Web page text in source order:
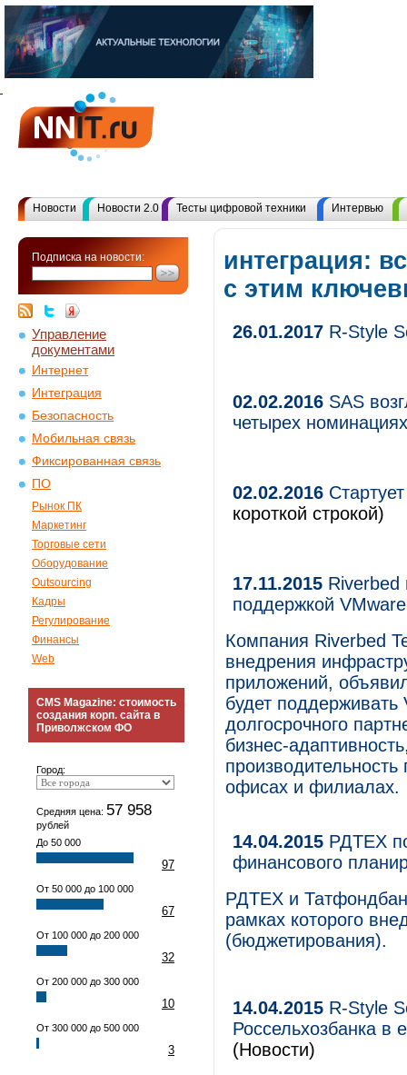
Новости Новости 2.0 Тесты цифровой техники Интервью
Подписка на новости:
Управление
документами
Интернет
Интеграция
Безопасность
Мобильная связь
Фиксированная связь
ПО
Рынок ПК
Маркетинг
Торговые сети
Оборудование
Outsourcing
Кадры
Регулирование
Финансы
Web
CMS Magazine: стоимость
создания корп. сайта в
Приволжском ФО
Город:
Средняя цена: 57 958
рублей
До 50 000
97
От 50 000 до 100 000
67
От 100 000 до 200 000
32
От 200 000 до 300 000
10
От 300 000 до 500 000
3
интеграция:
с этим
26.01.2017 R-Style
02.02.2016 SAS
четырех номинациях
02.02.2016
короткой строкой)
17.11.2015 Riverbed
поддержкой
Компания Riverbed
внедрения
приложений,
будет поддерживать
долгосрочного
бизнес-
офисах и филиалах.
14.04.2015 РДТЕХ
финансового
РДТЕХ и
рамках которого
(бюджетирования).
14.04.2015 R-Style
Россельхозбанка в
(Новости)